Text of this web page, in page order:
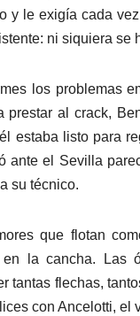
y le exigía cada
ni siquiera se
los problemas
prestar al crack,
estaba listo para
ante el Sevilla
su técnico.
que flotan
en la cancha. Las
tantas flechas,
con Ancelotti, el